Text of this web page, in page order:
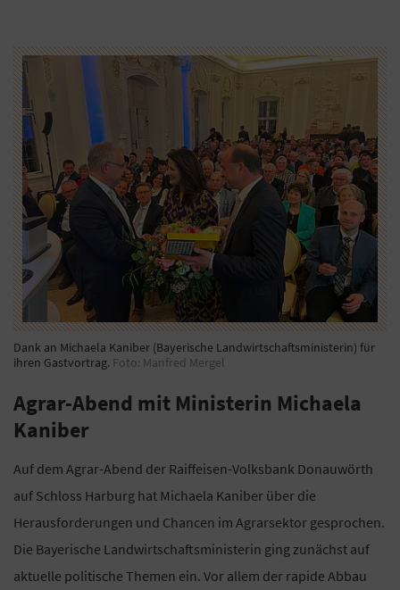
Dank an Michaela Kaniber (Bayerische Landwirtschaftsministerin) für
ihren Gastvortrag. Foto: Manfred Mergel
Agrar-Abend mit Ministerin Michaela
Kaniber
Auf dem Agrar-Abend der Raiffeisen-Volksbank Donauwörth
auf Schloss Harburg hat Michaela Kaniber über die
Herausforderungen und Chancen im Agrarsektor gesprochen.
Die Bayerische Landwirtschaftsministerin ging zunächst auf
aktuelle politische Themen ein. Vor allem der rapide Abbau